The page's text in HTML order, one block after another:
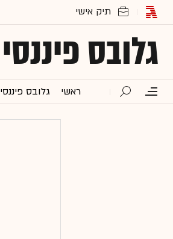
גלובס פיננסי
ראשי גלובס פיננסי